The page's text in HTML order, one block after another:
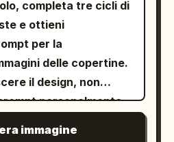
quadrate con
“Chat”, “History” e
di credito al neon
simbolo di
La prima carta
matura da
sobria. Usa
sulla trentina
per la cura
opaco sulla destra: 1
rettangolare giallo
quasi l'intera
nero in grassetto:
の使い方 . Dettagli del
inferiore, mostrare
sorridente
parte superiore che
を自動作成
con un bordo
ulteriore sottile
leggermente
ridotta per il
Posiziona un grande
completa tre cicli di
e ottieni
per la
delle copertine.
il design, non
personalmente,
può essere
immagine